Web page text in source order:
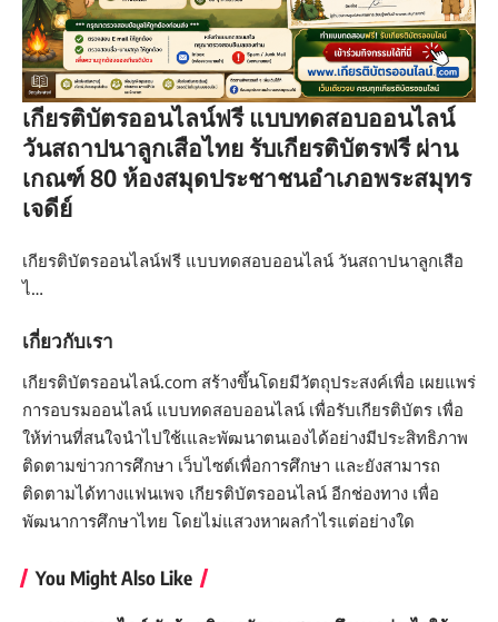
เกียรติบัตรออนไลน์ฟรี แบบทดสอบออนไลน์
วันสถาปนาลูกเสือไทย รับเกียรติบัตรฟรี ผ่าน
เกณฑ์ 80 ห้องสมุดประชาชนอำเภอพระสมุทร
เจดีย์
เกียรติบัตรออนไลน์ฟรี แบบทดสอบออนไลน์ วันสถาปนาลูกเสือ
ไ…
เกี่ยวกับเรา
เกียรติบัตรออนไลน์.com สร้างขึ้นโดยมีวัตถุประสงค์เพื่อ เผยแพร่
การอบรมออนไลน์ แบบทดสอบออนไลน์ เพื่อรับเกียรติบัตร เพื่อ
ให้ท่านที่สนใจนำไปใช้เและพัฒนาตนเองได้อย่างมีประสิทธิภาพ
ติดตามข่าวการศึกษา เว็บไซต์เพื่อการศึกษา และยังสามารถ
ติดตามได้ทางแฟนเพจ เกียรติบัตรออนไลน์ อีกช่องทาง เพื่อ
พัฒนาการศึกษาไทย โดยไม่แสวงหาผลกำไรแต่อย่างใด
You Might Also Like